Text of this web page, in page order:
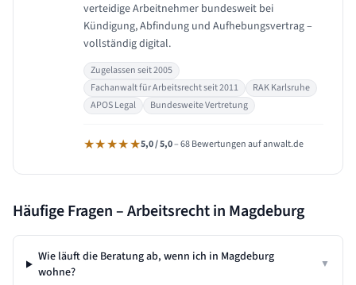
verteidige Arbeitnehmer bundesweit bei
Kündigung, Abfindung und Aufhebungsvertrag –
vollständig digital.
Zugelassen seit 2005
Fachanwalt für Arbeitsrecht seit 2011
RAK Karlsruhe
APOS Legal
Bundesweite Vertretung
★★★★★5,0 / 5,0– 68 Bewertungen auf anwalt.de
Häufige Fragen – Arbeitsrecht in Magdeburg
Wie läuft die Beratung ab, wenn ich in Magdeburg
wohne?
▼